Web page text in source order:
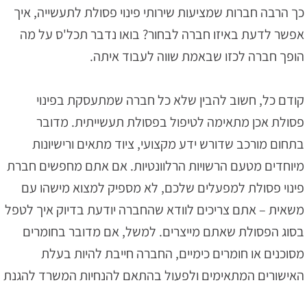
כך הרבה חברות שמציעות שירותי פינוי פסולת לתעשייה, איך
אפשר לדעת באיזו חברה לבחור? בואו נדבר תכל'ס על מה
הופך חברה לכזו שבאמת שווה לעבוד איתה.
קודם כל, חשוב להבין שלא כל חברה שמתעסקת בפינוי
פסולת אכן מתאימה לטיפול בפסולת תעשייתית. מדובר
בתחום מורכב שדורש ידע מקצועי, ציוד מתאים ורישיונות
מיוחדים מטעם הרשויות הרלוונטיות. אם אתם מחפשים חברת
פינוי פסולת למפעלים שלכם, לא מספיק למצוא מישהו עם
משאית – אתם צריכים לוודא שהחברה יודעת בדיוק איך לטפל
בסוג הפסולת שאתם מייצרים. למשל, אם מדובר בחומרים
מסוכנים או חומרים כימיים, החברה חייבת להיות בעלת
האישורים המתאימים ולפעול בהתאם להנחיות המשרד להגנת